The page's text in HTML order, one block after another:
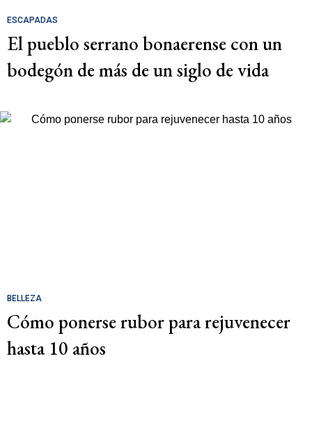
ESCAPADAS
El pueblo serrano bonaerense con un
bodegón de más de un siglo de vida
BELLEZA
Cómo ponerse rubor para rejuvenecer
hasta 10 años